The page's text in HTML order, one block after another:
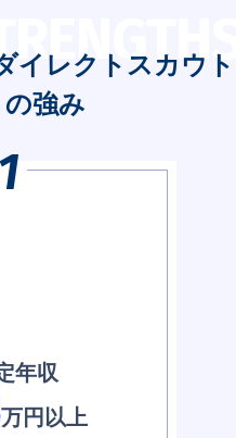
イレクトスカウト
の強み
年収
万円以上